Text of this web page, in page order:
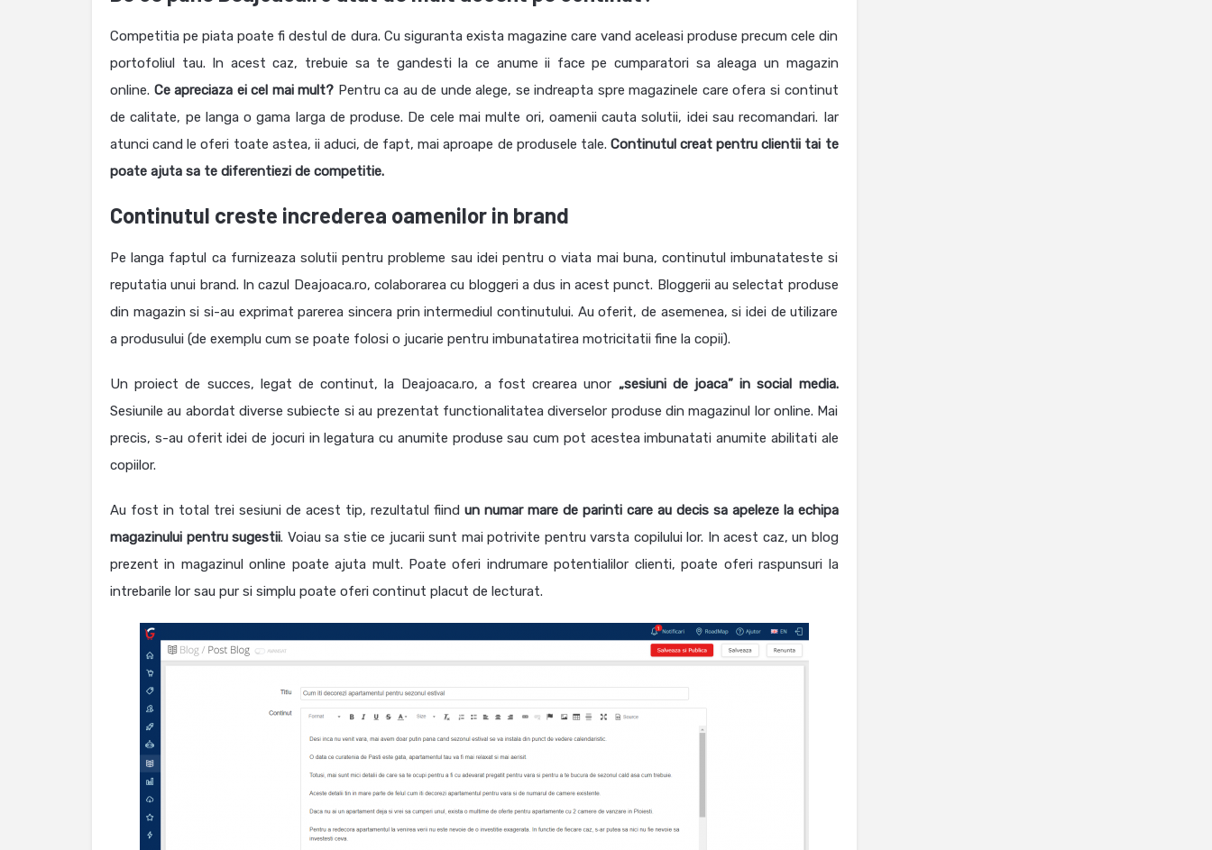
Competitia pe piata poate fi destul de dura. Cu siguranta exista magazine care vand aceleasi produse precum cele din
portofoliul tau. In acest caz, trebuie sa te gandesti la ce anume ii face pe cumparatori sa aleaga un magazin
online. Ce apreciaza ei cel mai mult? Pentru ca au de unde alege, se indreapta spre magazinele care ofera si continut
de calitate, pe langa o gama larga de produse. De cele mai multe ori, oamenii cauta solutii, idei sau recomandari. Iar
atunci cand le oferi toate astea, ii aduci, de fapt, mai aproape de produsele tale. Continutul creat pentru clientii tai te
poate ajuta sa te diferentiezi de competitie.
Continutul creste increderea oamenilor in brand
Pe langa faptul ca furnizeaza solutii pentru probleme sau idei pentru o viata mai buna, continutul imbunatateste si
reputatia unui brand. In cazul Deajoaca.ro, colaborarea cu bloggeri a dus in acest punct. Bloggerii au selectat produse
din magazin si si-au exprimat parerea sincera prin intermediul continutului. Au oferit, de asemenea, si idei de utilizare
a produsului (de exemplu cum se poate folosi o jucarie pentru imbunatatirea motricitatii fine la copii).
Un proiect de succes, legat de continut, la Deajoaca.ro, a fost crearea unor „sesiuni de joaca” in social media.
Sesiunile au abordat diverse subiecte si au prezentat functionalitatea diverselor produse din magazinul lor online. Mai
precis, s-au oferit idei de jocuri in legatura cu anumite produse sau cum pot acestea imbunatati anumite abilitati ale
copiilor.
Au fost in total trei sesiuni de acest tip, rezultatul fiind un numar mare de parinti care au decis sa apeleze la echipa
magazinului pentru sugestii. Voiau sa stie ce jucarii sunt mai potrivite pentru varsta copilului lor. In acest caz, un blog
prezent in magazinul online poate ajuta mult. Poate oferi indrumare potentialilor clienti, poate oferi raspunsuri la
intrebarile lor sau pur si simplu poate oferi continut placut de lecturat.